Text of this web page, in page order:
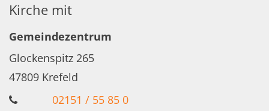
Kirche mit
Gemeindezentrum
Glockenspitz 265
47809 Krefeld
02151 / 55 85 0